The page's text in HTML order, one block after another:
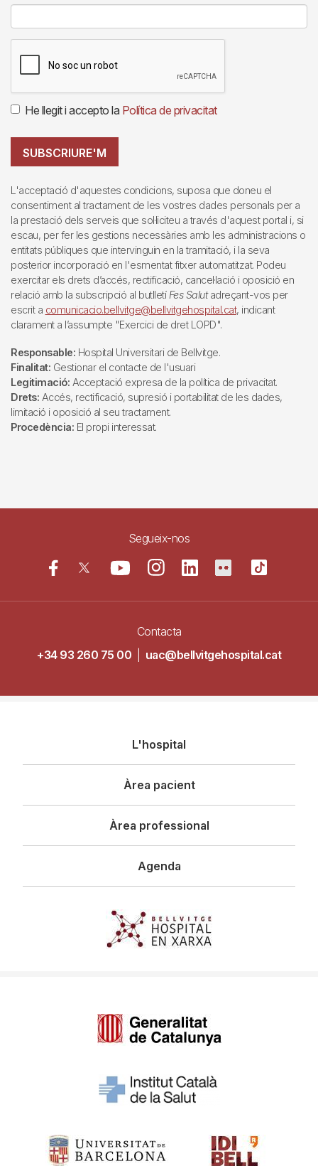
He llegit i accepto la Política de privacitat
SUBSCRIURE'M
L'acceptació d'aquestes condicions, suposa que doneu el
consentiment al tractament de les vostres dades personals per a
la prestació dels serveis que sol·liciteu a través d'aquest portal i, si
escau, per fer les gestions necessàries amb les administracions o
entitats públiques que intervinguin en la tramitació, i la seva
posterior incorporació en l'esmentat fitxer automatitzat. Podeu
exercitar els drets d’accés, rectificació, cancel·lació i oposició en
relació amb la subscripció al butlletí Fes Salutadreçant-vos per
escrit a comunicacio.bellvitge@bellvitgehospital.cat, indicant
clarament a l’assumpte "Exercici de dret LOPD".
Responsable: Hospital Universitari de Bellvitge.
Finalitat: Gestionar el contacte de l'usuari
Legitimació: Acceptació expresa de la política de privacitat.
Drets: Accés, rectificació, supresió i portabilitat de les dades,
limitació i oposició al seu tractament.
Procedència: El propi interessat.
Segueix-nos
Contacta
+34 93 260 75 00
uac@bellvitgehospital.cat
principal
L'hospital
Àrea pacient
Àrea professional
Agenda